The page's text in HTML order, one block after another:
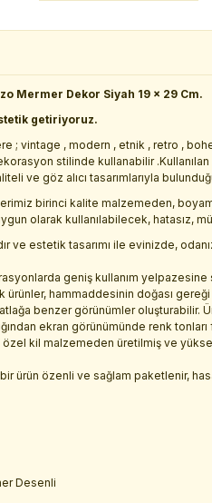
Mermer Dekor Siyah 19 x 29 Cm.
getiriyoruz.
; vintage , modern , etnik , retro ,
stilinde kullanabilir
ve göz alıcı tasarımlarıyla
birinci kalite malzemeden,
olarak kullanılabilecek, hatasız,
ve estetik tasarımı ile evinizde,
geniş kullanım yelpazesine
ürünler, hammaddesinin doğası
benzer görünümler oluşturabilir.
ekran görünümünde renk tonları
özel kil malzemeden üretilmiş ve
bir ürün özenli ve sağlam paketlenir,
Desenli